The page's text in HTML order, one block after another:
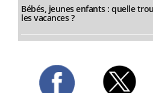
Bébés, jeunes enfants : quelle
les vacances ?